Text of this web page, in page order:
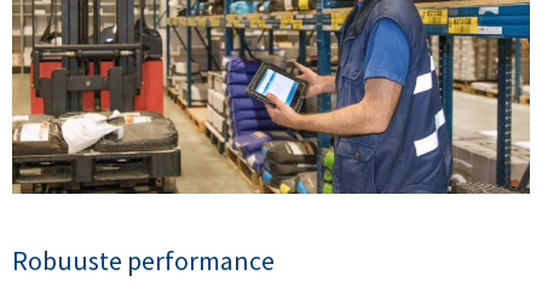
Robuuste performance